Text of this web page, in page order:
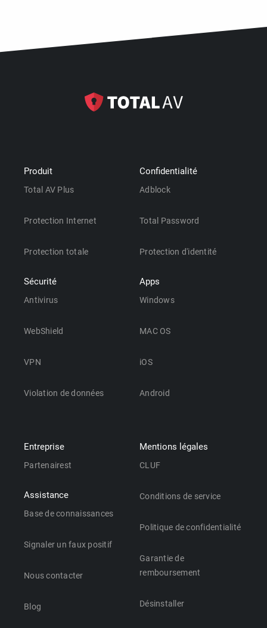
Produit
Total AV Plus
Protection Internet
Protection totale
Sécurité
Antivirus
WebShield
VPN
Violation de données
Confidentialité
Adblock
Total Password
Protection d'identité
Apps
Windows
MAC OS
iOS
Android
Entreprise
Partenairest
Assistance
Base de connaissances
Signaler un faux positif
Nous contacter
Blog
Mentions légales
CLUF
Conditions de service
Politique de confidentialité
Garantie de
remboursement
Désinstaller